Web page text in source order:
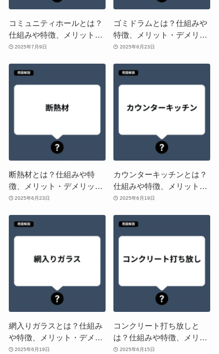
コミュニティホールとは？
仕組みや特徴、メリット・
デメリットや「集会所」
を解説
2025年7月9日
ゴミドラムとは？仕組みや
特徴、メリット・デメリッ
トや「ダストボックス」
違いを解説
2025年6月23日
断熱材とは？仕組みや特
徴、メリット・デメリット
や「遮熱材」「絶縁材」と
2025年6月23日
カウンターキッチンとは？
仕組みや特徴、メリット・
デメリットや「アイランド
キッチン」との違いを解説
2025年6月19日
網入りガラスとは？仕組み
や特徴、メリット・デメリ
ットや「強化ガラス」「合
2025年6月19日
コンクリート打ち放しと
は？仕組みや特徴、メリッ
ト・デメリットや「コンク
2025年6月15日